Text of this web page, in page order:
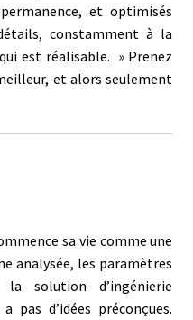
et optimisés
constamment à la
est réalisable. » Prenez
et alors seulement
sa vie comme une
analysée, les paramètres
solution d’ingénierie
pas d’idées préconçues.